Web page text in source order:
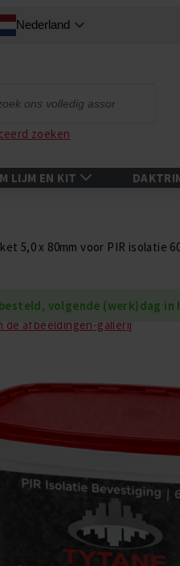
Nederland
zoeken
LIJM EN KIT
5,0 x 80mm voor PIR isolatie
de afbeeldingen-gallerij
volgende (werk)dag in